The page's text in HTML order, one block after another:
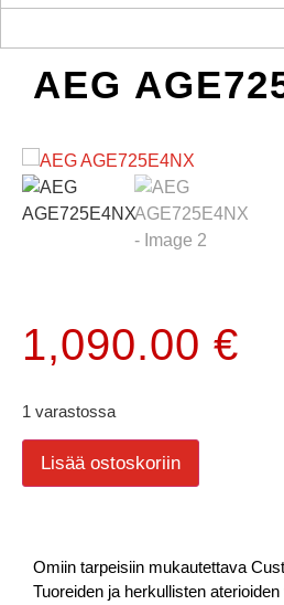
AEG
1,090.00 €
1 varastossa
Lisää ostoskoriin
Omiin tarpeisiin mukautettava
Tuoreiden ja herkullisten